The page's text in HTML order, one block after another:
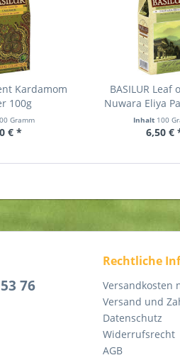
Kardamom
100g
Gramm
€ *
BASILUR Leaf
Nuwara Eliya
Inhalt 100
6,50 €
76
Rechtliche
Versandkosten
Versand und
Datenschutz
Widerrufsrecht
AGB